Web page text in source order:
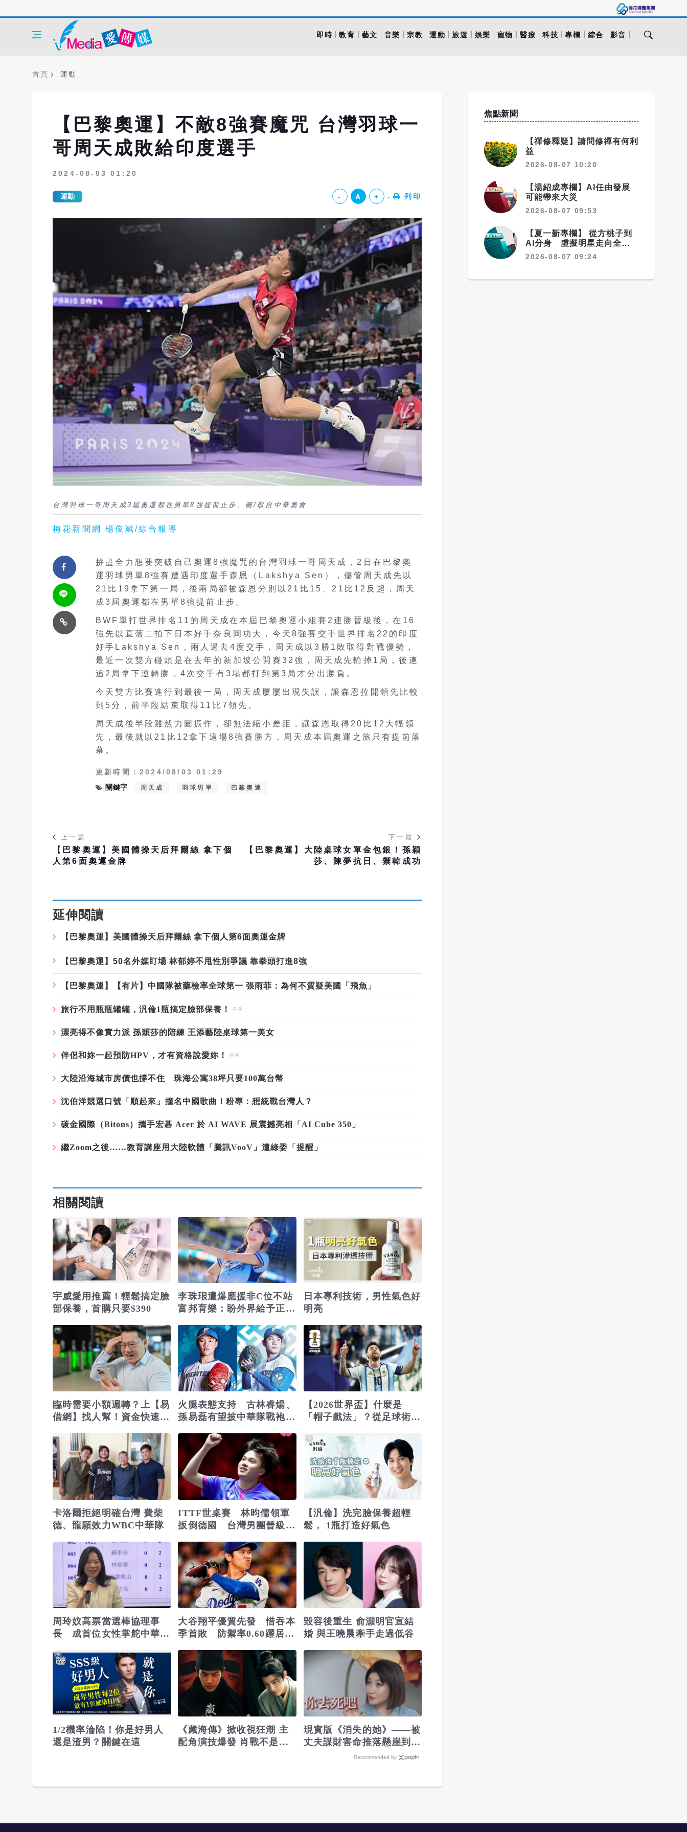
即時 教育 藝文 音樂 宗教 運動 旅遊 娛樂 寵物 醫療 科技 專欄 綜合 影音
首頁 運動
【巴黎奧運】不敵8強賽魔咒 台灣羽球一
哥周天成敗給印度選手
2024-08-03 01:20
運動 - A + 列印
台灣羽球一哥周天成3屆奧運都在男單8強提前止步。圖/取自中華奧會
梅花新聞網 楊俊斌/綜合報導
拚盡全力想要突破自己奧運8強魔咒的台灣羽球一哥周天成，2日在巴黎奧
運羽球男單8強賽遭遇印度選手森恩（Lakshya Sen），儘管周天成先以
21比19拿下第一局，後兩局卻被森恩分別以21比15、21比12反超，周天
成3屆奧運都在男單8強提前止步。
BWF單打世界排名11的周天成在本屆巴黎奧運小組賽2連勝晉級後，在16
強先以直落二拍下日本好手奈良岡功大，今天8強賽交手世界排名22的印度
好手Lakshya Sen，兩人過去4度交手，周天成以3勝1敗取得對戰優勢，
最近一次雙方碰頭是在去年的新加坡公開賽32強，周天成先輸掉1局，後連
追2局拿下逆轉勝，4次交手有3場都打到第3局才分出勝負。
今天雙方比賽進行到最後一局，周天成屢屢出現失誤，讓森恩拉開領先比較
到5分，前半段結束取得11比7領先。
周天成後半段雖然力圖振作，卻無法縮小差距，讓森恩取得20比12大幅領
先，最後就以21比12拿下這場8強賽勝方，周天成本屆奧運之旅只有提前落
幕。
更新時間：2024/08/03 01:29
關鍵字
周天成 羽球男單 巴黎奧運
上一篇
【巴黎奧運】美國體操天后拜爾絲 拿下個
人第6面奧運金牌
下一篇
【巴黎奧運】大陸桌球女單金包銀！孫穎
莎、陳夢抗日、禦韓成功
延伸閱讀
【巴黎奧運】美國體操天后拜爾絲 拿下個人第6面奧運金牌
【巴黎奧運】50名外媒盯場 林郁婷不甩性別爭議 靠拳頭打進8強
【巴黎奧運】【有片】中國隊被藥檢率全球第一 張雨菲：為何不質疑美國「飛魚」
旅行不用瓶瓶罐罐，汎倫1瓶搞定臉部保養！
漂亮得不像實力派 孫穎莎的陪練 王添藝陸桌球第一美女
伴侶和妳一起預防HPV，才有資格說愛妳！
大陸沿海城市房價也撐不住 珠海公寓38坪只要100萬台幣
沈伯洋競選口號「順起來」撞名中國歌曲！粉專：想統戰台灣人？
碳金國際（Bitons）攜手宏碁 Acer 於 AI WAVE 展震撼亮相「AI Cube 350」
繼Zoom之後……教育講座用大陸軟體「騰訊VooV」遭綠委「提醒」
相關閱讀
宇威愛用推薦！輕鬆搞定臉
部保養，首購只要$390
PR
李珠珢遭爆應援非C位不站
富邦育樂：盼外界給予正面
日本專利技術，男性氣色好
明亮
PR
臨時需要小額週轉？上【易
借網】找人幫！資金快速到
PR
火腿表態支持 古林睿煬、
孫易磊有望披中華隊戰袍征
【2026世界盃】什麼是
「帽子戲法」？從足球術語
卡洛爾拒絕明確台灣 費柴
德、龍願效力WBC中華隊
ITTF世桌賽 林昀儒領軍
扳倒德國 台灣男團晉級32
【汎倫】洗完臉保養超輕
鬆， 1瓶打造好氣色
PR
周玲妏高票當選棒協理事
長 成首位女性掌舵中華棒
大谷翔平優質先發 惜吞本
季首敗 防禦率0.60躍居大
毀容後重生 俞灝明官宣結
婚 與王曉晨牽手走過低谷
1/2機率淪陷！你是好男人
還是渣男？關鍵在這
PR
《藏海傳》掀收視狂潮 主
配角演技爆發 肖戰不是第
現實版《消失的她》——被
丈夫謀財害命推落懸崖到重
Recommended by
焦點新聞
【禪修釋疑】請問修禪有何利
益
2026-08-07 10:20
【湯紹成專欄】AI任由發展
可能帶來大災
2026-08-07 09:53
【夏一新專欄】 從方桃子到
AI分身 虛擬明星走向全球
影視
2026-08-07 09:24